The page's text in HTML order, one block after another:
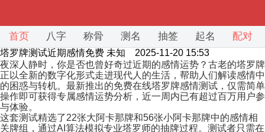
首页 八字 称骨 测名 抽签 起名 配对
塔罗牌测试近期感情免费 未知 2025-11-20 15:53
夜深人静时，你是否也曾好奇过近期的感情运势？古老的塔罗牌
正以全新的数字化形式走进现代人的生活，帮助人们解读感情中
的困惑与转机。最新推出的免费在线塔罗牌感情测试，仅需简单
操作即可获得专属感情运势分析，近一周内已有超过百万用户参
与体验。
这套测试精选了22张大阿卡那牌和56张小阿卡那牌中的感情相
关牌组，通过AI算法模拟专业塔罗师的抽牌过程。测试者只需在